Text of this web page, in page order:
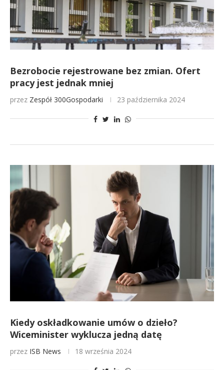
Bezrobocie rejestrowane bez zmian. Ofert
pracy jest jednak mniej
przez Zespół 300Gospodarki 23 października 2024
Kiedy oskładkowanie umów o dzieło?
Wiceminister wyklucza jedną datę
przez ISB News 18 września 2024